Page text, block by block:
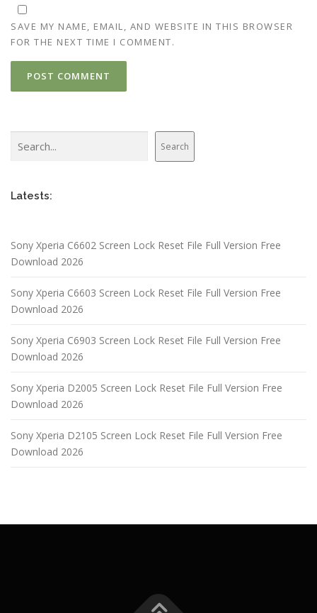
SAVE MY NAME, EMAIL, AND WEBSITE IN THIS BROWSER
FOR THE NEXT TIME I COMMENT.
Search
Latests:
Sony Xperia C6602 Screen Lock Reset File Full Version Free
Download 2026
Sony Xperia C6603 Screen Lock Reset File Full Version Free
Download 2026
Sony Xperia C6903 Screen Lock Reset File Full Version Free
Download 2026
Sony Xperia D2005 Screen Lock Reset File Full Version Free
Download 2026
Sony Xperia D2105 Screen Lock Reset File Full Version Free
Download 2026